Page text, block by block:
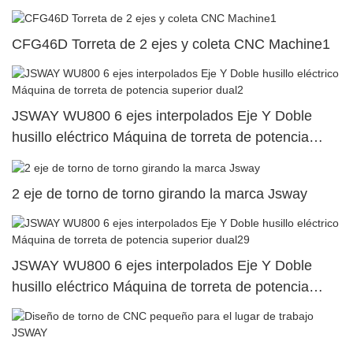
superior dual77
CFG46D Torreta de 2 ejes y coleta CNC Machine1
JSWAY WU800 6 ejes interpolados Eje Y Doble
husillo eléctrico Máquina de torreta de potencia
superior dual2
2 eje de torno de torno girando la marca Jsway
JSWAY WU800 6 ejes interpolados Eje Y Doble
husillo eléctrico Máquina de torreta de potencia
superior dual29